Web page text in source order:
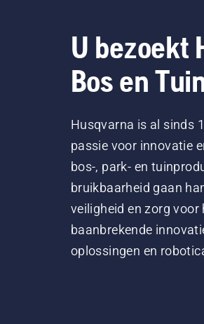
U bezoekt
Bos en
Husqvarna is al sinds
passie voor innovatie
bos-, park- en
bruikbaarheid gaan
veiligheid en zorg voor
baanbrekende
oplossingen en